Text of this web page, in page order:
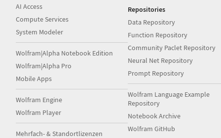
AI Access
Compute Services
System Modeler
Wolfram|Alpha Notebook Edition
Wolfram|Alpha Pro
Mobile Apps
Wolfram Engine
Wolfram Player
Mehrfach- & Standortlizenzen
Repositories
Data Repository
Function Repository
Community Paclet Repository
Neural Net Repository
Prompt Repository
Wolfram Language Example
Repository
Notebook Archive
Wolfram GitHub